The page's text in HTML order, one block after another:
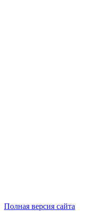
Полная версия сайта